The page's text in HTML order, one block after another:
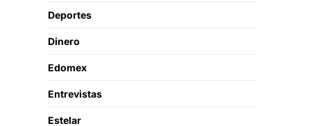
Deportes
Dinero
Edomex
Entrevistas
Estelar